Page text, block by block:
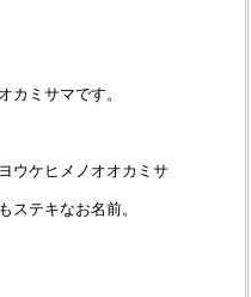
カミサマです。
ウケヒメノオオカミサ
ステキなお名前。